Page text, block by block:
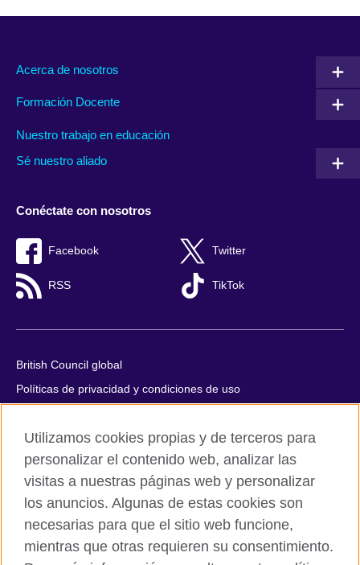
Acerca de nosotros
Formación Docente
Nuestro trabajo en educación
Sé nuestro aliado
Conéctate con nosotros
Facebook Twitter
RSS TikTok
British Council global
Políticas de privacidad y condiciones de uso
Cookies
Quejas y comentarios
Mapa del sitio
© 2026 British Council
All cultural activities in Mexico are carried out by British Council
Asociados A.C., a not-for-profit entity established to undertake
Utilizamos cookies propias y de terceros para
personalizar el contenido web, analizar las
visitas a nuestras páginas web y personalizar
los anuncios. Algunas de estas cookies son
necesarias para que el sitio web funcione,
mientras que otras requieren su consentimiento.